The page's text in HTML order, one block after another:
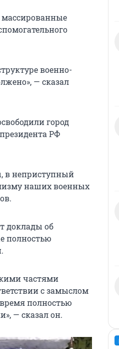
военно-
— сказал
город
РФ
в неприступный
наших военных
доклады об
полностью
частями
с замыслом
полностью
— сказал он.